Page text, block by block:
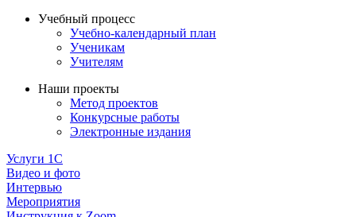
Учебный процесс
Учебно-календарный план
Ученикам
Учителям
Наши проекты
Метод проектов
Конкурсные работы
Электронные издания
Услуги 1C
Видео и фото
Интервью
Мероприятия